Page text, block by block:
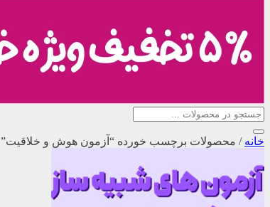
خانه / محصولات برچسب خورده “آزمون هوش و خلاقیت”